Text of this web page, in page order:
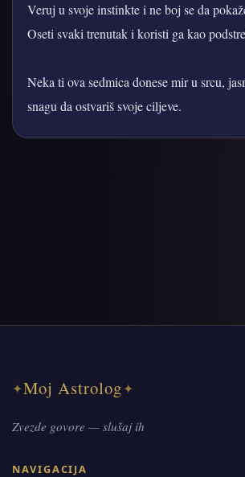
Veruj u svoje instinkte i ne boj se da
Oseti svaki trenutak i koristi ga kao
Neka ti ova sedmica donese mir u srcu,
snagu da ostvariš svoje ciljeve.
✦Moj Astrolog✦
Zvezde govore — slušaj ih
NAVIGACIJA